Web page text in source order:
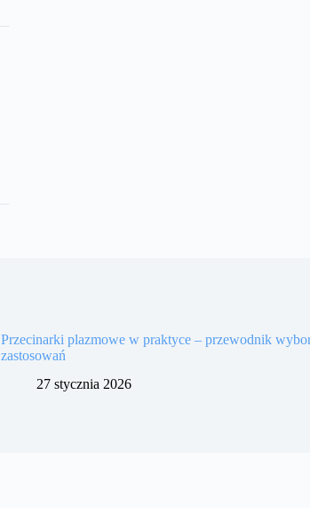
Przecinarki plazmowe w praktyce – przewodnik
zastosowań
27 stycznia 2026